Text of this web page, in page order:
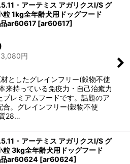
・アーテミス アガリクスI/S グ
粒 1kg全年齢犬用ドッグフード
ar60617 [ar60617]
3,080円
としたグレインフリー(穀物不使
来持っている免疫力・自己治癒力
プレミアムフードです。話題のア
合。グレインフリー(穀物不使
28…
・アーテミス アガリクスI/S グ
粒 3kg全年齢犬用ドッグフード
品ar60624 [ar60624]